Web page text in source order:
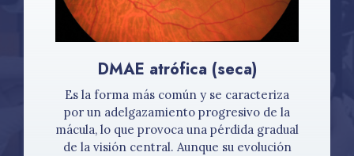
DMAE atrófica (seca)
Es la forma más común y se caracteriza
por un adelgazamiento progresivo de la
mácula, lo que provoca una pérdida gradual
de la visión central. Aunque su evolución